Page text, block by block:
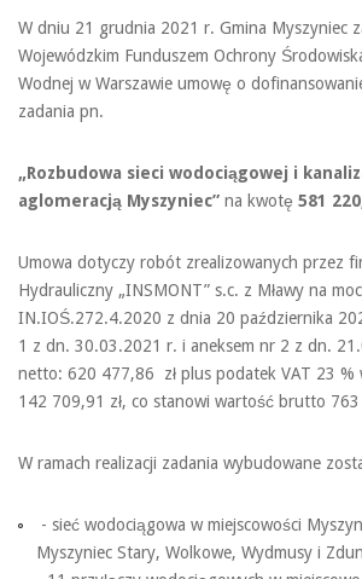
W dniu 21 grudnia 2021 r. Gmina Myszyniec
Wojewódzkim Funduszem Ochrony
Wodnej w Warszawie umowę o
zadania pn.
„Rozbudowa sieci wodociągowej i
aglomeracją Myszyniec” na kwotę 581
Umowa dotyczy robót zrealizowanych przez
Hydrauliczny „INSMONT” s.c. z Mławy na
IN.IOŚ.272.4.2020 z dnia 20 października
1 z dn. 30.03.2021 r. i aneksem nr 2 z dn.
netto: 620 477,86 zł plus podatek VAT 23 %
142 709,91 zł, co stanowi wartość brutto 763
W ramach realizacji zadania wybudowane
- sieć wodociągowa w miejscowości
Myszyniec Stary, Wolkowe, Wydmusy i